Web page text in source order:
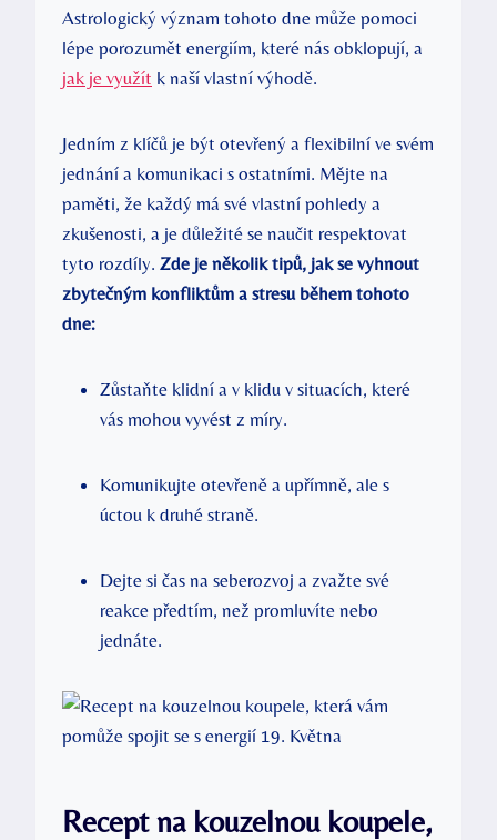
Astrologický význam tohoto dne může pomoci
lépe porozumět energiím, ⁢které nás obklopují, ⁣a
jak je využít k naší vlastní výhodě.
Jedním z klíčů je být otevřený a flexibilní ve svém
jednání a komunikaci ⁣s ostatními. Mějte na
paměti, že ⁤každý má své⁤ vlastní ‌pohledy a
⁣zkušenosti,‍ a⁣ je⁤ důležité​ se naučit​ respektovat
tyto​ rozdíly. Zde je několik⁤ tipů, jak​ se ⁣vyhnout
⁤zbytečným konfliktům a‍ stresu během tohoto
dne:
Zůstaňte klidní a v klidu v situacích, které
vás mohou vyvést z míry.
Komunikujte otevřeně‌ a upřímně, ale s
úctou k druhé straně.
Dejte​ si ​čas⁢ na seberozvoj a zvažte své
reakce předtím, než promluvíte nebo
jednáte.
Recept na kouzelnou‍ koupele,